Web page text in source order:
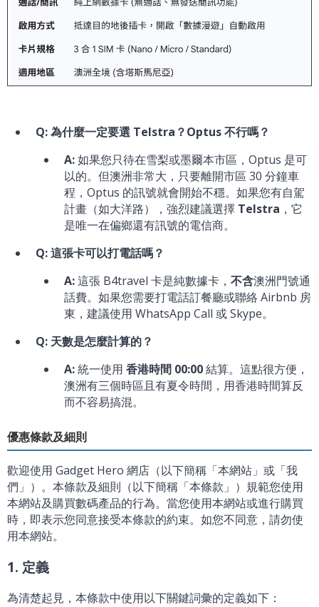
Q: 為什麼一定要選 Telstra？Optus 不行嗎？
A:如果您只待在雪梨或墨爾本市區，Optus 是可
以的。但澳洲非常大，只要離開市區 30 分鐘車
程，Optus 的訊號就會開始不穩。如果您有自駕
計畫（如大洋路），強烈建議選擇 Telstra ，它
是唯一在偏鄉還有訊號的電信商。
Q: 這張卡可以打電話嗎？
A:這張 B4travel 卡是純數據卡， 不含澳洲門號通
話費。如果您需要打電話訂餐廳或聯絡 Airbnb 房
東，建議使用 WhatsApp Call 或 Skype。
Q: 天數是怎麼計算的？
A:統一使用 香港時間 00:00結算。這點很方便，
澳洲有三個時區且有夏令時間，用香港時間算反
而不容易搞混。
優惠條款及細則
歡迎使用 Gadget Hero 網店（以下簡稱「本網站」或「我
們」）。本條款及細則（以下簡稱「本條款」）規範您使用
本網站及購買數碼產品的行為。當您使用本網站或進行購買
時，即表示您同意接受本條款的約束。如您不同意，請勿使
用本網站。
1. 定義
為清楚起見，本條款中使用以下關鍵詞彙的定義如下：